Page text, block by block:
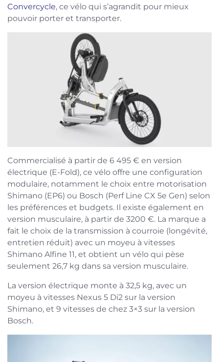
Convercycle, ce vélo qui s’agrandit pour mieux
pouvoir porter et transporter.
Commercialisé à partir de 6 495 € en version
électrique (E-Fold), ce vélo offre une configuration
modulaire, notamment le choix entre motorisation
Shimano (EP6) ou Bosch (Perf Line CX 5e Gen) selon
les préférences et budgets. Il existe également en
version musculaire, à partir de 3200 €. La marque a
fait le choix de la transmission à courroie (longévité,
entretien réduit) avec un moyeu à vitesses
Shimano Alfine 11, et obtient un vélo qui pèse
seulement 26,7 kg dans sa version musculaire.
La version électrique monte à 32,5 kg, avec un
moyeu à vitesses Nexus 5 Di2 sur la version
Shimano, et 9 vitesses de chez 3×3 sur la version
Bosch.